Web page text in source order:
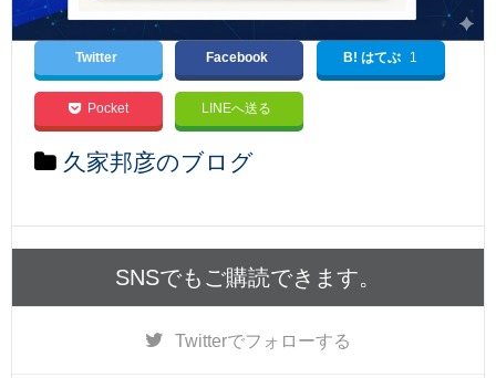
Twitter Facebook B! はてぶ 1
Pocket LINEへ送る
久家邦彦のブログ
SNSでもご購読できます。
Twitterでフォローする